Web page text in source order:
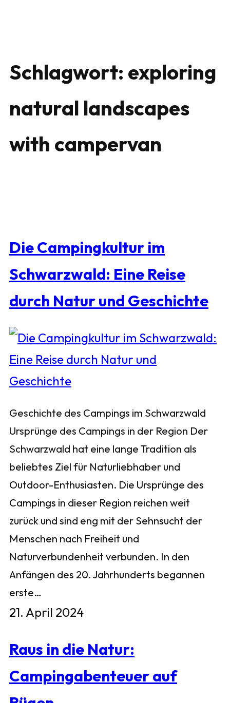
Schlagwort: exploring
natural landscapes
with campervan
Die Campingkultur im
Schwarzwald: Eine Reise
durch Natur und Geschichte
Geschichte des Campings im Schwarzwald
Ursprünge des Campings in der Region Der
Schwarzwald hat eine lange Tradition als
beliebtes Ziel für Naturliebhaber und
Outdoor-Enthusiasten. Die Ursprünge des
Campings in dieser Region reichen weit
zurück und sind eng mit der Sehnsucht der
Menschen nach Freiheit und
Naturverbundenheit verbunden. In den
Anfängen des 20. Jahrhunderts begannen
erste…
21. April 2024
Raus in die Natur:
Campingabenteuer auf